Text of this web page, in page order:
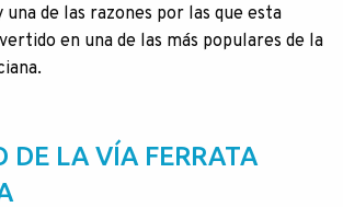
una de las razones por las que esta
en una de las más populares de la
DE LA VÍA FERRATA